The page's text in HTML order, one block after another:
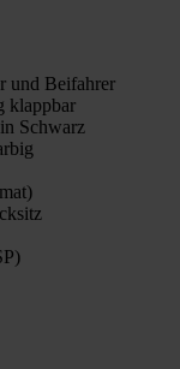
und Beifahrer
klappbar
Schwarz